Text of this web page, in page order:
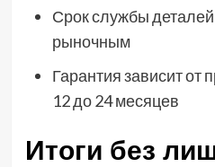
Срок службы
рыночным
Гарантия зависит от
12 до 24 месяцев
Итоги без